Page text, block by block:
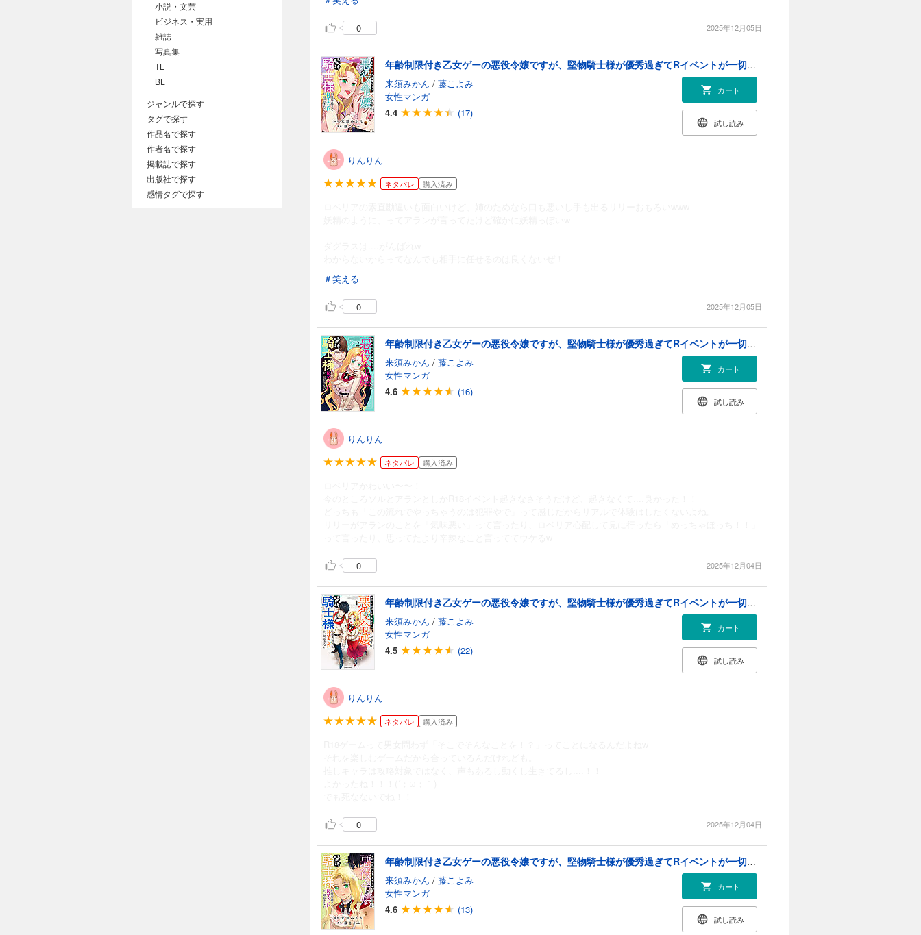
0 2025年12月05日
年齢制限付き乙女ゲーの悪役令嬢ですが、堅物騎士様が優秀過ぎてRイベントが一切おきない【電子限定特典付き】 (3)
来須みかん / 藤こよみ
女性マンガ
4.4
(17)
カート
試し読み
りんりん
ネタバレ 購入済み
＃笑える
0 2025年12月05日
年齢制限付き乙女ゲーの悪役令嬢ですが、堅物騎士様が優秀過ぎてRイベントが一切おきない【電子限定特典付き】 (2)
来須みかん / 藤こよみ
女性マンガ
4.6
(16)
カート
試し読み
りんりん
ネタバレ 購入済み
0 2025年12月04日
年齢制限付き乙女ゲーの悪役令嬢ですが、堅物騎士様が優秀過ぎてRイベントが一切おきない (1)
来須みかん / 藤こよみ
女性マンガ
4.5
(22)
カート
試し読み
りんりん
ネタバレ 購入済み
0 2025年12月04日
年齢制限付き乙女ゲーの悪役令嬢ですが、堅物騎士様が優秀過ぎてRイベントが一切おきない【電子限定特典付き】 (4)
来須みかん / 藤こよみ
女性マンガ
4.6
(13)
カート
試し読み
小説・文芸
ビジネス・実用
雑誌
写真集
TL
BL
ジャンルで探す
タグで探す
作品名で探す
作者名で探す
掲載誌で探す
出版社で探す
感情タグで探す